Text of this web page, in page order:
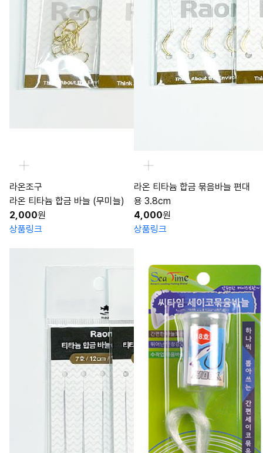
라온조구
라온 티타늄 합금 바늘 (무미늘)
2,000원
상품링크
라온 티타늄 합금 묶음바늘 편대
용 3.8cm
4,000원
상품링크